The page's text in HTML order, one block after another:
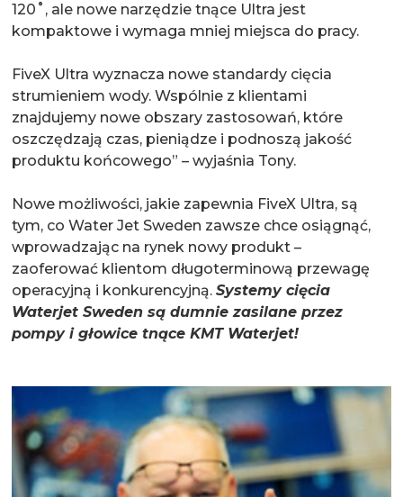
120˚, ale nowe narzędzie tnące Ultra jest
kompaktowe i wymaga mniej miejsca do pracy.
FiveX Ultra wyznacza nowe standardy cięcia
strumieniem wody. Wspólnie z klientami
znajdujemy nowe obszary zastosowań, które
oszczędzają czas, pieniądze i podnoszą jakość
produktu końcowego” – wyjaśnia Tony.
Nowe możliwości, jakie zapewnia FiveX Ultra, są
tym, co Water Jet Sweden zawsze chce osiągnąć,
wprowadzając na rynek nowy produkt –
zaoferować klientom długoterminową przewagę
operacyjną i konkurencyjną.Systemy cięcia
Waterjet Sweden są dumnie zasilane przez
pompy i głowice tnące KMT Waterjet!